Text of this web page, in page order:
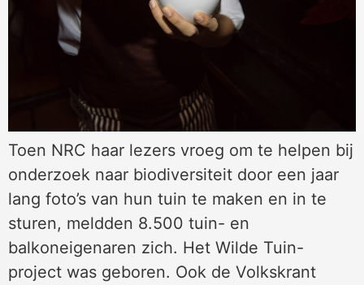
Toen NRC haar lezers vroeg om te helpen bij
onderzoek naar biodiversiteit door een jaar
lang foto’s van hun tuin te maken en in te
sturen, meldden 8.500 tuin- en
balkoneigenaren zich. Het Wilde Tuin-
project was geboren. Ook de Volkskrant